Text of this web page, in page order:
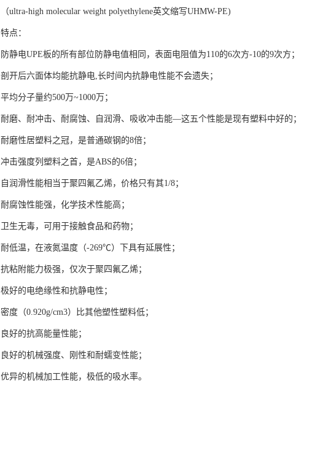
（ultra-high molecular weight polyethylene英文缩写UHMW-PE)
特点：
防静电UPE板的所有部位防静电值相同，表面电阻值为110的6次方-10的9次方；
剖开后六面体均能抗静电,长时间内抗静电性能不会遗失；
平均分子量约500万~1000万；
耐磨、耐冲击、耐腐蚀、自润滑、吸收冲击能—这五个性能是现有塑料中好的；
耐磨性居塑料之冠，是普通碳钢的8倍；
冲击强度列塑料之首，是ABS的6倍；
自润滑性能相当于聚四氟乙烯，价格只有其1/8；
耐腐蚀性能强，化学技术性能高；
卫生无毒，可用于接触食品和药物；
耐低温，在液氮温度（-269℃）下具有延展性；
抗粘附能力极强，仅次于聚四氟乙烯；
极好的电绝缘性和抗静电性；
密度（0.920g/cm3）比其他塑性塑料低；
良好的抗高能量性能；
良好的机械强度、刚性和耐蠕变性能；
优异的机械加工性能，极低的吸水率。